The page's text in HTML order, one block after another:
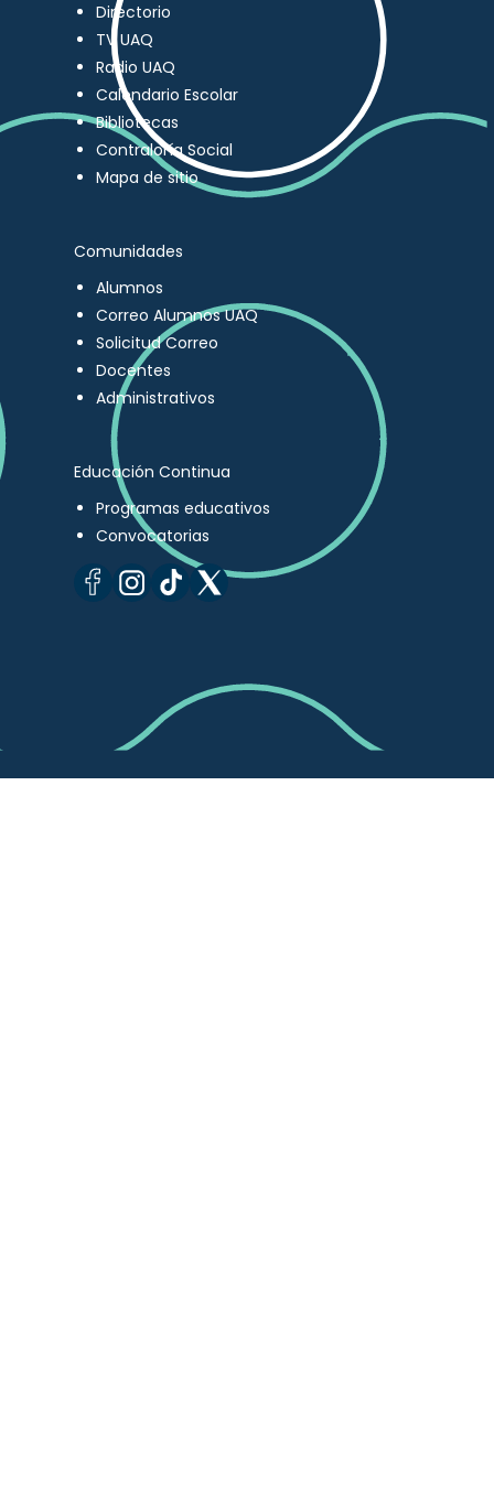
Directorio
TV UAQ
Radio UAQ
Calendario Escolar
Bibliotecas
Contraloría Social
Mapa de sitio
Comunidades
Alumnos
Correo Alumnos UAQ
Solicitud Correo
Docentes
Administrativos
Educación Continua
Programas educativos
Convocatorias